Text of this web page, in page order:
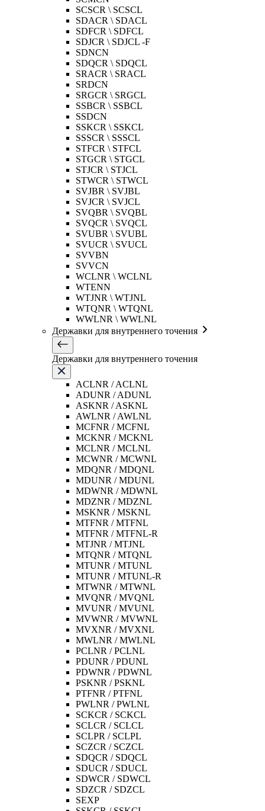
SCSCR \ SCSCL
SDACR \ SDACL
SDFCR \ SDFCL
SDJCR \ SDJCL -F
SDNCN
SDQCR \ SDQCL
SRACR \ SRACL
SRDCN
SRGCR \ SRGCL
SSBCR \ SSBCL
SSDCN
SSKCR \ SSKCL
SSSCR \ SSSCL
STFCR \ STFCL
STGCR \ STGCL
STJCR \ STJCL
STWCR \ STWCL
SVJBR \ SVJBL
SVJCR \ SVJCL
SVQBR \ SVQBL
SVQCR \ SVQCL
SVUBR \ SVUBL
SVUCR \ SVUCL
SVVBN
SVVCN
WCLNR \ WCLNL
WTENN
WTJNR \ WTJNL
WTQNR \ WTQNL
WWLNR \ WWLNL
Державки для внутреннего точения
Державки для внутреннего точения
ACLNR / ACLNL
ADUNR / ADUNL
ASKNR / ASKNL
AWLNR / AWLNL
MCFNR / MCFNL
MCKNR / MCKNL
MCLNR / MCLNL
MCWNR / MCWNL
MDQNR / MDQNL
MDUNR / MDUNL
MDWNR / MDWNL
MDZNR / MDZNL
MSKNR / MSKNL
MTFNR / MTFNL
MTFNR / MTFNL-R
MTJNR / MTJNL
MTQNR / MTQNL
MTUNR / MTUNL
MTUNR / MTUNL-R
MTWNR / MTWNL
MVQNR / MVQNL
MVUNR / MVUNL
MVWNR / MVWNL
MVXNR / MVXNL
MWLNR / MWLNL
PCLNR / PCLNL
PDUNR / PDUNL
PDWNR / PDWNL
PSKNR / PSKNL
PTFNR / PTFNL
PWLNR / PWLNL
SCKCR / SCKCL
SCLCR / SCLCL
SCLPR / SCLPL
SCZCR / SCZCL
SDQCR / SDQCL
SDUCR / SDUCL
SDWCR / SDWCL
SDZCR / SDZCL
SEXP